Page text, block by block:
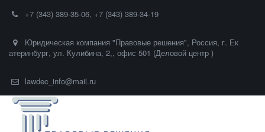
+7 (343) 389-35-06, +7 (343) 389-34-19
Юридическая компания "Правовые решения", Россия, г. Ек
атеринбург, ул. Кулибина, 2,, офис 501 (Деловой центр )
lawdec_info@mail.ru